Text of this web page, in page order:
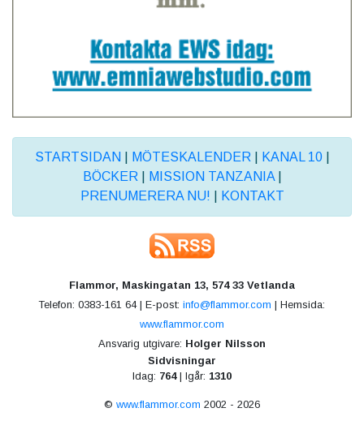
STARTSIDAN MÖTESKALENDER KANAL 10|
BÖCKER
MISSION TANZANIA|
PRENUMERERA NU!
KONTAKT
Flammor, Maskingatan 13, 574 33 Vetlanda
Telefon: 0383-161 64 | E-post: info@flammor.com | Hemsida:
www.flammor.com
Ansvarig utgivare: Holger Nilsson
Sidvisningar
Idag: 764| Igår: 1310
© www.flammor.com 2002 - 2026